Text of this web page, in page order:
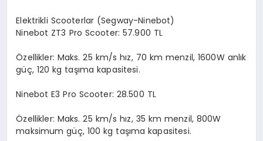
Elektrikli Scooterlar (Segway-Ninebot)
Ninebot ZT3 Pro Scooter: 57.900 TL
Özellikler: Maks. 25 km/s hız, 70 km menzil, 1600W anlık
güç, 120 kg taşıma kapasitesi.
Ninebot E3 Pro Scooter: 28.500 TL
Özellikler: Maks. 25 km/s hız, 35 km menzil, 800W
maksimum güç, 100 kg taşıma kapasitesi.